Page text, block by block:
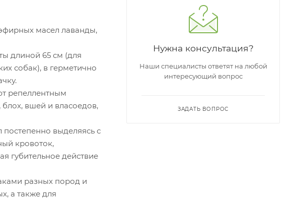
масел лаванды,
длиной 65 см (для
собак), в герметично
репеллентным
вшей и власоедов,
выделяясь с
кровоток,
губительное действие
разных пород и
а также для
Нужна консультация?
Наши специалисты ответят на любой
интересующий вопрос
ЗАДАТЬ ВОПРОС